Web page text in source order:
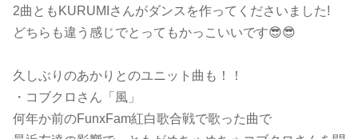
2曲ともKURUMIさんがダンスを作ってくださいました!
どちらも違う感じでとってもかっこいいです😎😎
久しぶりのあかりとのユニット曲も！！
・コブクロさん「風」
何年か前のFunxFam紅白歌合戦で歌った曲で